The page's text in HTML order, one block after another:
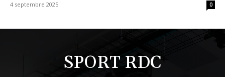
4 septembre 2025 0
SPORT RDC